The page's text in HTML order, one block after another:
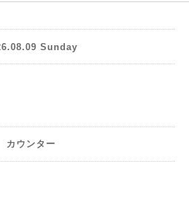
Sunday
カウンター